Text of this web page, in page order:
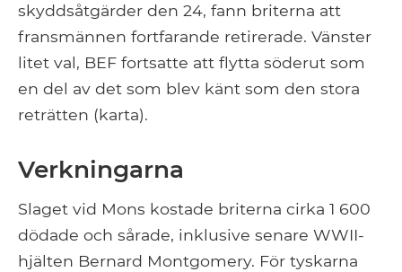
skyddsåtgärder den 24, fann briterna att
fransmännen fortfarande retirerade. Vänster
litet val, BEF fortsatte att flytta söderut som
en del av det som blev känt som den stora
reträtten (karta).
Verkningarna
Slaget vid Mons kostade briterna cirka 1 600
dödade och sårade, inklusive senare WWII-
hjälten Bernard Montgomery. För tyskarna